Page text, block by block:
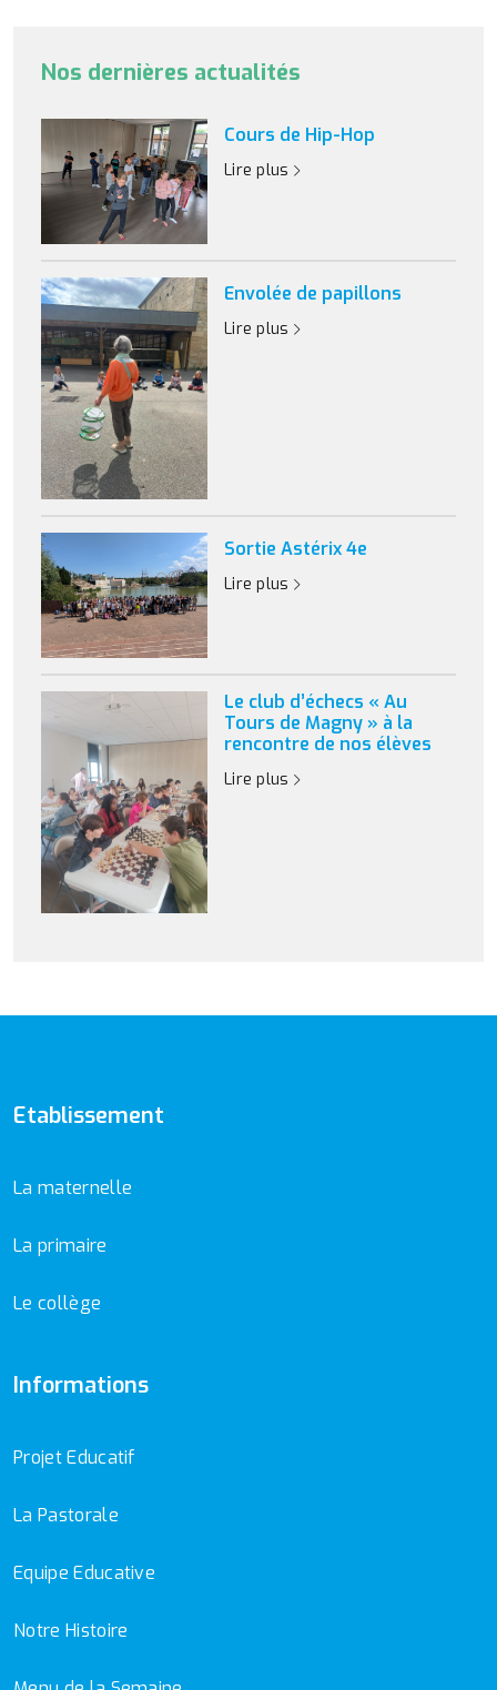
Nos dernières actualités
Cours de Hip-Hop
Lire plus
Envolée de papillons
Lire plus
Sortie Astérix 4e
Lire plus
Le club d’échecs « Au
Tours de Magny » à la
rencontre de nos élèves
Lire plus
Etablissement
La maternelle
La primaire
Le collège
Informations
Projet Educatif
La Pastorale
Equipe Educative
Notre Histoire